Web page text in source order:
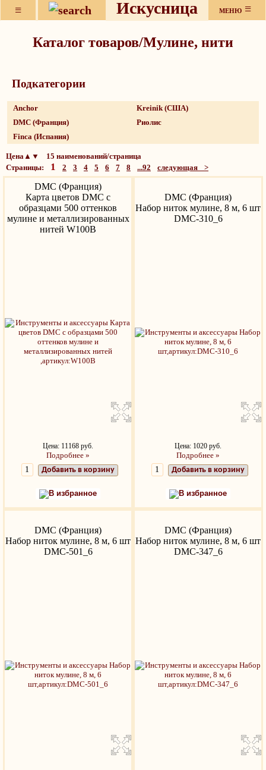
≡ Искусница МЕНЮ ≡
Каталог товаров/Мулине, нити
Подкатeгории
Anchor
DMC (Франция)
Finca (Испания)
Kreinik (США)
Риолис
Цена▲▼ 15 наименований/страница
Страницы: 1 2 3 4 5 6 7 8 ...92 следующая >
DMC (Франция)
Карта цветов DMC с
образцами 500 оттенков
мулине и металлизированных
нитей W100B
Цена: 11168 руб.
Подробнее »
Добавить в корзину
В избранное
DMC (Франция)
Набор ниток мулине, 8 м, 6 шт
DMC-310_6
Цена: 1020 руб.
Подробнее »
Добавить в корзину
В избранное
DMC (Франция)
Набор ниток мулине, 8 м, 6 шт
DMC-501_6
DMC (Франция)
Набор ниток мулине, 8 м, 6 шт
DMC-347_6